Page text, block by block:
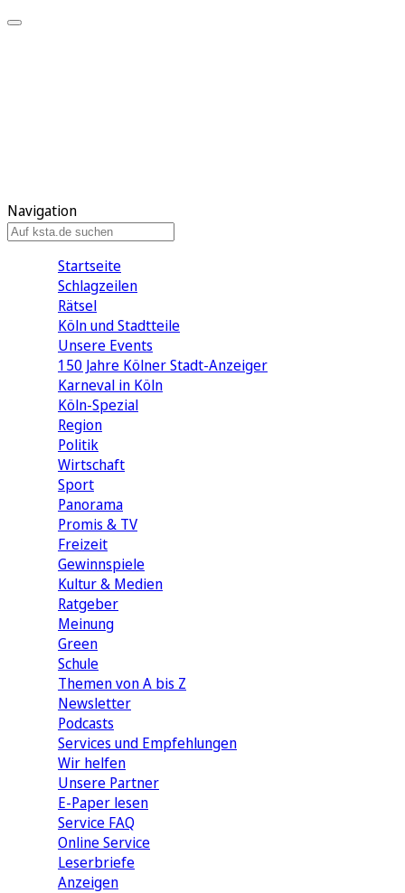
Navigation
Startseite
Schlagzeilen
Rätsel
Köln und Stadtteile
Unsere Events
150 Jahre Kölner Stadt-Anzeiger
Karneval in Köln
Köln-Spezial
Region
Politik
Wirtschaft
Sport
Panorama
Promis & TV
Freizeit
Gewinnspiele
Kultur & Medien
Ratgeber
Meinung
Green
Schule
Themen von A bis Z
Newsletter
Podcasts
Services und Empfehlungen
Wir helfen
Unsere Partner
E-Paper lesen
Service FAQ
Online Service
Leserbriefe
Anzeigen